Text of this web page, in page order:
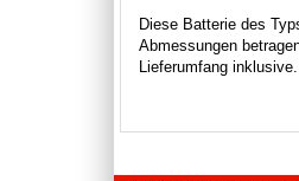
Diese Batterie des
Abmessungen
Lieferumfang